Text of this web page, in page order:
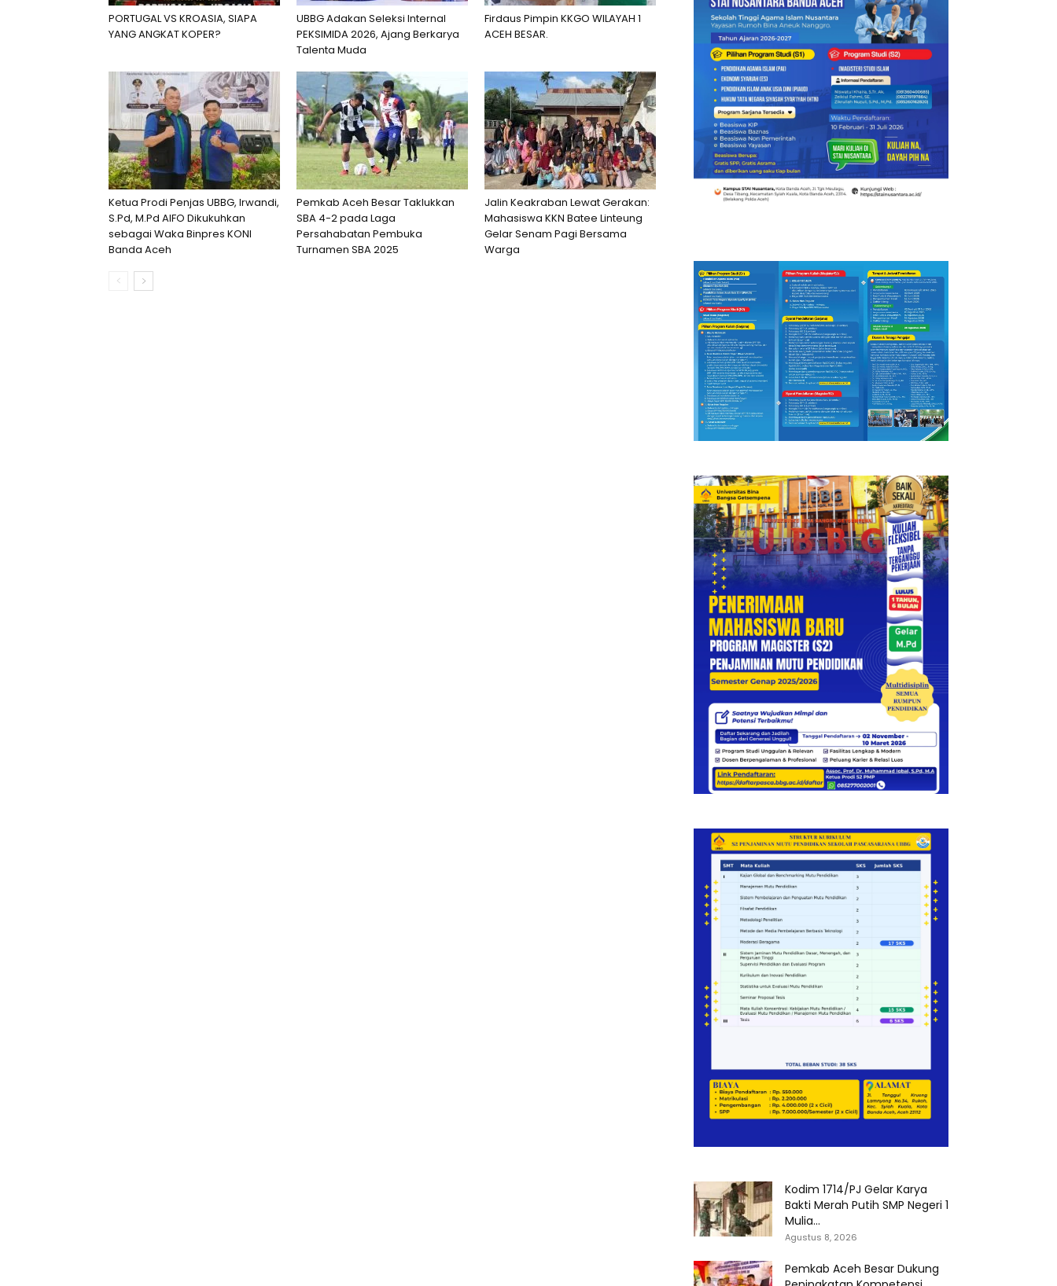
PORTUGAL VS KROASIA, SIAPA
YANG ANGKAT KOPER?
UBBG Adakan Seleksi Internal
PEKSIMIDA 2026, Ajang Berkarya
Talenta Muda
Firdaus Pimpin KKGO WILAYAH 1
ACEH BESAR.
Ketua Prodi Penjas UBBG, Irwandi,
S.Pd, M.Pd AIFO Dikukuhkan
sebagai Waka Binpres KONI
Banda Aceh
Pemkab Aceh Besar Taklukkan
SBA 4-2 pada Laga
Persahabatan Pembuka
Turnamen SBA 2025
Jalin Keakraban Lewat Gerakan:
Mahasiswa KKN Batee Linteung
Gelar Senam Pagi Bersama
Warga
Kodim 1714/PJ Gelar Karya
Bakti Merah Putih SMP Negeri 1
Mulia...
Agustus 8, 2026
Pemkab Aceh Besar Dukung